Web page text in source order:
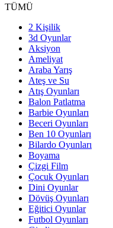
TÜMÜ
2 Kişilik
3d Oyunlar
Aksiyon
Ameliyat
Araba Yarış
Ateş ve Su
Atış Oyunları
Balon Patlatma
Barbie Oyunları
Beceri Oyunları
Ben 10 Oyunları
Bilardo Oyunları
Boyama
Çizgi Film
Çocuk Oyunları
Dini Oyunlar
Dövüş Oyunları
Eğitici Oyunlar
Futbol Oyunları